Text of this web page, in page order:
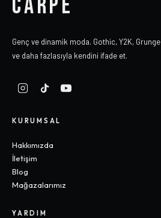
CARPE
Genç ve dinamik moda. Gothic, Y2K, Grunge
ve daha fazlasıyla kendini ifade et.
KURUMSAL
Hakkımızda
İletişim
Blog
Mağazalarımız
YARDIM